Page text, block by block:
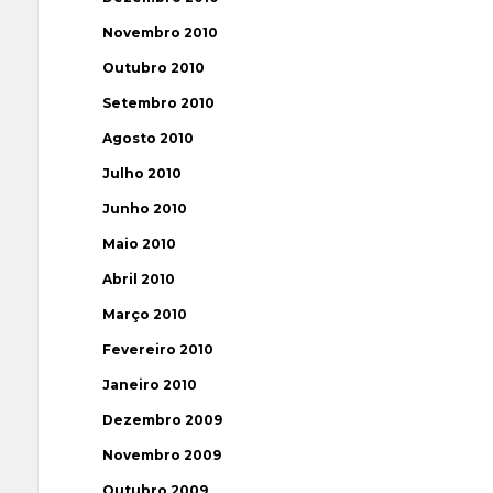
Novembro 2010
Outubro 2010
Setembro 2010
Agosto 2010
Julho 2010
Junho 2010
Maio 2010
Abril 2010
Março 2010
Fevereiro 2010
Janeiro 2010
Dezembro 2009
Novembro 2009